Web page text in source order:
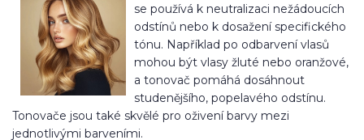
se používá k neutralizaci nežádoucích
odstínů nebo k dosažení specifického
tónu. Například po odbarvení vlasů
mohou být vlasy žluté nebo oranžové,
a tonovač pomáhá dosáhnout
studenějšího, popelavého odstínu.
Tonovače jsou také skvělé pro oživení barvy mezi
jednotlivými barveními.